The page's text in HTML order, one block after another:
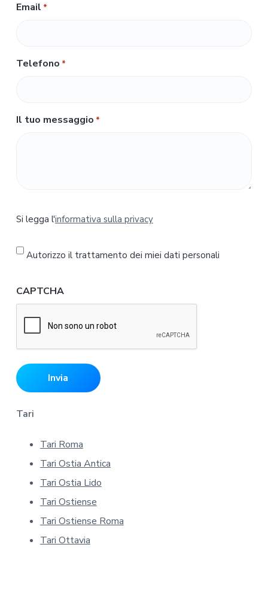
Email *
Telefono *
Il tuo messaggio *
i
e
g
a
i
f
o
m
Si legga l'informativa sulla privacy
Autorizzo il trattamento dei miei dati personali
CAPTCHA
Tari
Tari Roma
Tari Ostia Antica
Tari Ostia Lido
Tari Ostiense
Tari Ostiense Roma
Tari Ottavia